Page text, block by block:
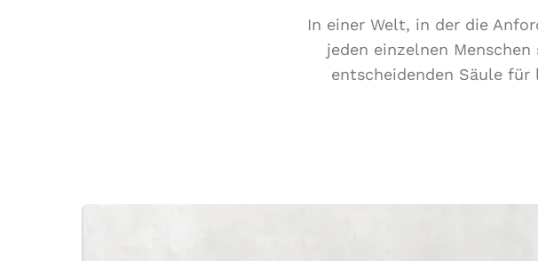
In einer Welt, in der die
jeden einzelnen
entscheidenden Säule für